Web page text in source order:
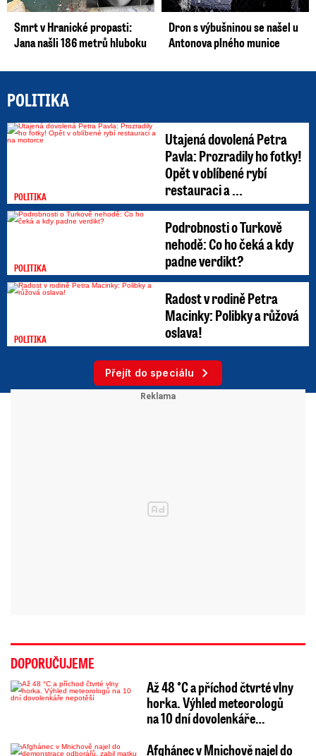
Smrt v Hranické propasti:
Jana našli 186 metrů hluboku
Dron s výbušninou se našel u
Antonova plného munice
POLITIKA
POLITIKA
Utajená dovolená Petra
Pavla: Prozradily ho fotky!
Opět v oblíbené rybí
restauraci a ...
POLITIKA
Podrobnosti o Turkově
nehodě: Co ho čeká a kdy
padne verdikt?
POLITIKA
Radost v rodině Petra
Macinky: Polibky a růžová
oslava!
Přejít do speciálu
DOPORUČUJEME
Až 48 °C a příchod čtvrté vlny
horka. Výhled meteorologů
na 10 dní dovolenkáře…
Afghánec v Mnichově najel do